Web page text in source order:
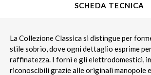
SCHEDA TECNICA
La Collezione Classica si distingue per
stile sobrio, dove ogni dettaglio esprime
raffinatezza. I forni e gli elettrodomestici,
riconoscibili grazie alle originali manopole